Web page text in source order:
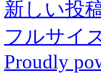
新しい投
フルサイ
Proudly